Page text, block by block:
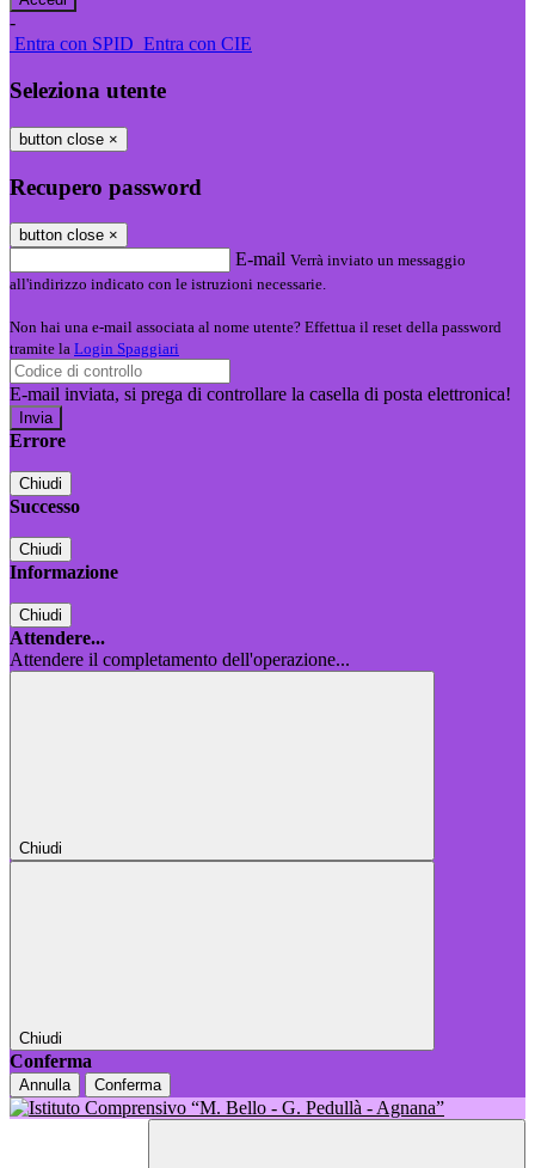
-
Entra con SPID Entra con CIE
Seleziona utente
button close ×
Recupero password
button close ×
E-mail Verrà inviato un messaggio
all'indirizzo indicato con le istruzioni necessarie.
Non hai una e-mail associata al nome utente? Effettua il reset della password
tramite la Login Spaggiari
E-mail inviata, si prega di controllare la casella di posta elettronica!
Errore
Chiudi
Successo
Chiudi
Informazione
Chiudi
Attendere...
Attendere il completamento dell'operazione...
Chiudi
Chiudi
Conferma
Annulla Conferma